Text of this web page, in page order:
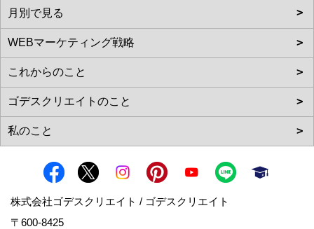
株式会社ゴデスクリエイト / ゴデスクリエイト
〒600-8425